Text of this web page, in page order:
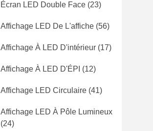
Écran LED Double Face (23)
Affichage LED De L'affiche (56)
Affichage À LED D'intérieur (17)
Affichage À LED D'ÉPI (12)
Affichage LED Circulaire (41)
Affichage LED À Pôle Lumineux
(24)